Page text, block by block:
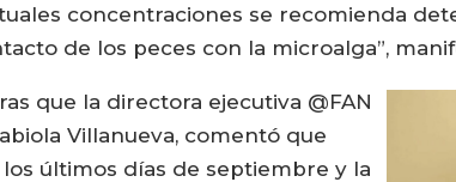
concentraciones se recomienda
de los peces con la microalga”,
que la directora ejecutiva @FAN
Villanueva, comentó que
últimos días de septiembre y la